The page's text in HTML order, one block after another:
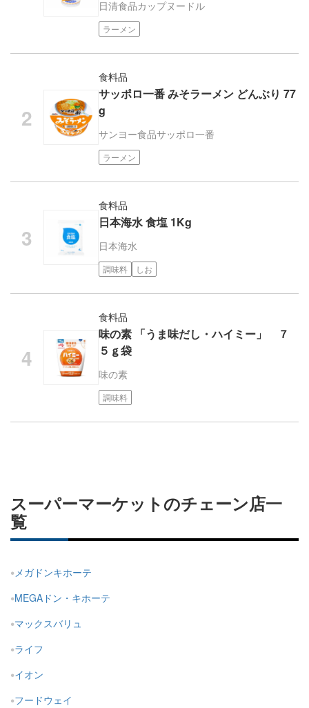
日清食品カップヌードル
ラーメン
食料品
サッポロ一番 みそラーメン どんぶり 77
g
サンヨー食品サッポロ一番
ラーメン
食料品
日本海水 食塩 1Kg
日本海水
調味料 しお
食料品
味の素 「うま味だし・ハイミー」 ７
５ｇ袋
味の素
調味料
スーパーマーケットのチェーン店一
覧
メガドンキホーテ
MEGAドン・キホーテ
マックスバリュ
ライフ
イオン
フードウェイ